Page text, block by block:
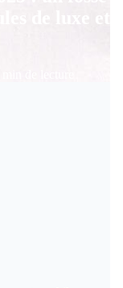
de luxe et